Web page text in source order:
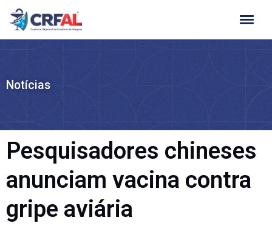
Ir
para
Notícias
Pesquisadores chineses
anunciam vacina contra
gripe aviária